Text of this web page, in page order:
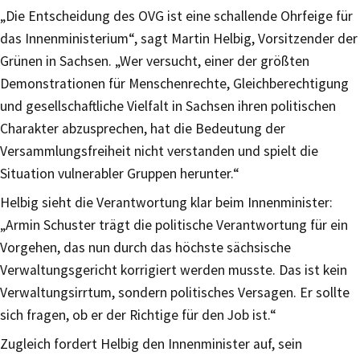
„Die Entscheidung des OVG ist eine schallende Ohrfeige für
das Innenministerium“, sagt Martin Helbig, Vorsitzender der
Grünen in Sachsen. „Wer versucht, einer der größten
Demonstrationen für Menschenrechte, Gleichberechtigung
und gesellschaftliche Vielfalt in Sachsen ihren politischen
Charakter abzusprechen, hat die Bedeutung der
Versammlungsfreiheit nicht verstanden und spielt die
Situation vulnerabler Gruppen herunter.“
Helbig sieht die Verantwortung klar beim Innenminister:
„Armin Schuster trägt die politische Verantwortung für ein
Vorgehen, das nun durch das höchste sächsische
Verwaltungsgericht korrigiert werden musste. Das ist kein
Verwaltungsirrtum, sondern politisches Versagen. Er sollte
sich fragen, ob er der Richtige für den Job ist.“
Zugleich fordert Helbig den Innenminister auf, sein